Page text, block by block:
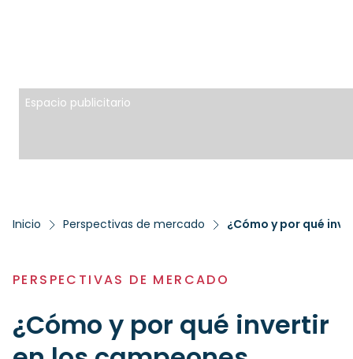
Espacio publicitario
Inicio Perspectivas de mercado ¿Cómo y por qué
PERSPECTIVAS DE MERCADO
¿Cómo y por qué invertir